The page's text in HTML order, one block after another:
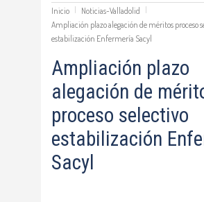
Inicio
Noticias-Valladolid
Ampliación plazo alegación de méritos proceso
estabilización Enfermería Sacyl
Ampliación plazo
alegación de
proceso selectivo
estabilización
Sacyl